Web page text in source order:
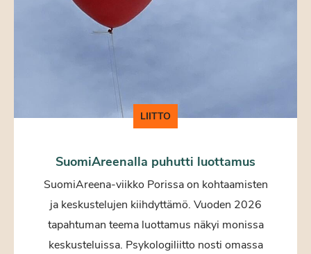
LIITTO
SuomiAreenalla puhutti luottamus
SuomiAreena-viikko Porissa on kohtaamisten
ja keskustelujen kiihdyttämö. Vuoden 2026
tapahtuman teema luottamus näkyi monissa
keskusteluissa. Psykologiliitto nosti omassa